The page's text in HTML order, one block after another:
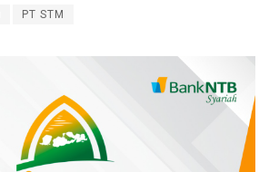
PT STM